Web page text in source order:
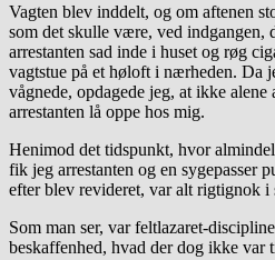
Vagten blev inddelt, og om aftenen
som det skulle være, ved indgangen,
arrestanten sad inde i huset og røg
vagtstue på et høloft i nærheden. Da
vågnede, opdagede jeg, at ikke alene
arrestanten lå oppe hos mig.
Henimod det tidspunkt, hvor
fik jeg arrestanten og en sygepasser
efter blev revideret, var alt rigtignok i
Som man ser, var feltlazaret-
beskaffenhed, hvad der dog ikke var